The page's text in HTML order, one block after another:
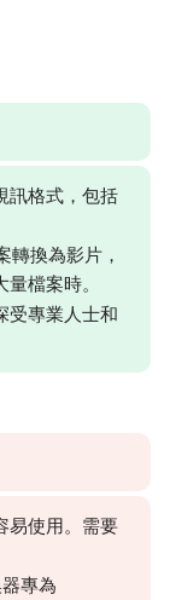
訊格式，包括
轉換為影片，
檔案時。
受專業人士和
易使用。需要
專為